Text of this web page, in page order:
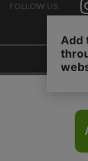
FOLLOW US